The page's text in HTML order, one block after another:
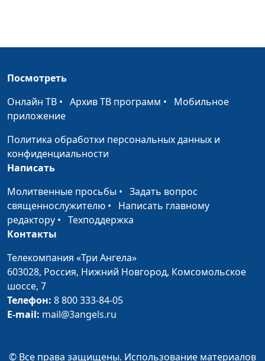
великаном
Избрание Давида
священнослужитель
Евангелия: о чем они
перевода Библии при
Заокской Духовной
Академии
Иезекииля
сотрудник Института
перевода Библии при
перевода Библии при
Посмотреть
Онлайн ТВ • Архив ТВ программ • Мобильное
приложение
Политика обработки персональных данных и
конфиденциальности
Написать
Молитвенные просьбы • Задать вопрос
священнослужителю • Написать главному
редактору • Техподдержка
Контакты
Телекомпания «Три Ангела»
603028, Россия, Нижний Новгород, Комсомольское
шоссе, 7
Телефон: 8 800 333-84-05
E-mail: mail@3angels.ru
© Все права защищены. Использование материалов